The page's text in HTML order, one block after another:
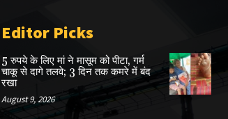
Editor Picks
5 रुपये के लिए मां ने मासूम को पीटा, गर्म
चाकू से दागे तलवे; 3 दिन तक कमरे में बंद
रखा
August 9, 2026